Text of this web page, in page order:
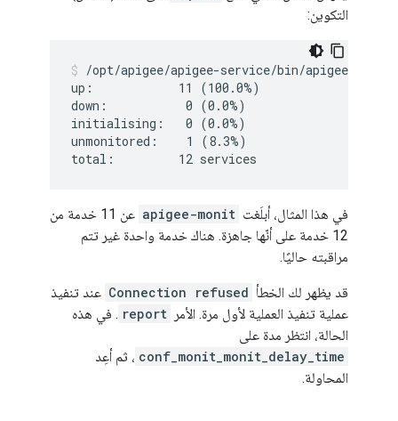
التكوين:
/opt/apigee/apigee-service/bin/apigee-
up:            11 (100.0%)
down:           0 (0.0%)
initialising:   0 (0.0%)
unmonitored:    1 (8.3%)
total:         12 services
في هذا المثال، أبلَغت apigee-monit
عن 11 خدمة من
12 خدمة على أنّها جاهزة. هناك خدمة واحدة غير تتم
مراقبته حاليًا.
قد يظهر لك الخطأ Connection refused عند تنفيذ
عملية تنفيذ العملية لأول مرة. الأمر report . في هذه
الحالة، انتظر مدة على
conf_monit_monit_delay_time ، ثم أعِد
المحاولة.